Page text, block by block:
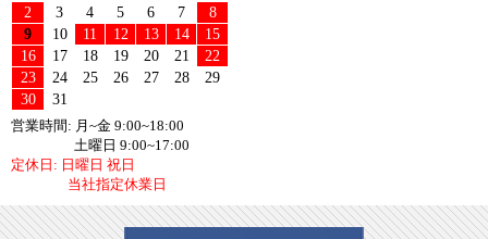
2
3 4 5 6 7
8
9
10 11 12 13 14
15
16
17 18 19 20 21
22
23
24 25 26 27 28
29
30
31
営業時間: 月~金 9:00~18:00
土曜日 9:00~17:00
定休日: 日曜日 祝日
当社指定休業日